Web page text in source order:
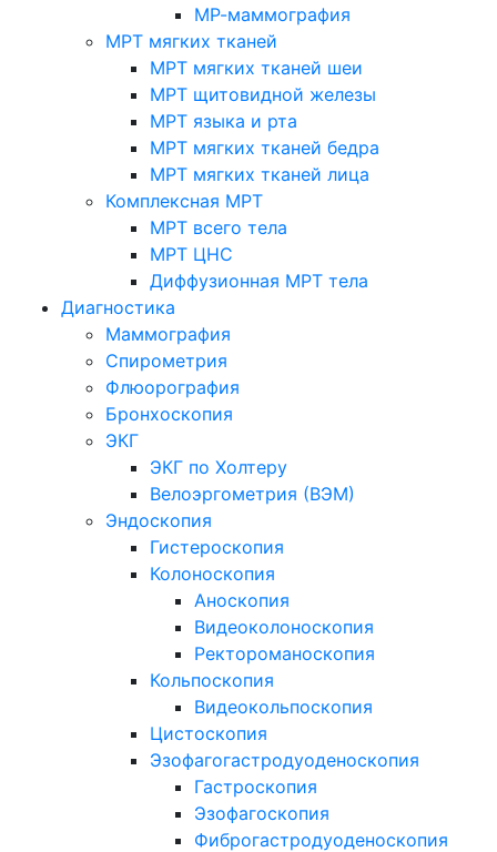
МР-маммография
МРТ мягких тканей
МРТ мягких тканей шеи
МРТ щитовидной железы
МРТ языка и рта
МРТ мягких тканей бедра
МРТ мягких тканей лица
Комплексная МРТ
МРТ всего тела
МРТ ЦНС
Диффузионная МРТ тела
Диагностика
Маммография
Спирометрия
Флюорография
Бронхоскопия
ЭКГ
ЭКГ по Холтеру
Велоэргометрия (ВЭМ)
Эндоскопия
Гистероскопия
Колоноскопия
Аноскопия
Видеоколоноскопия
Ректороманоскопия
Кольпоскопия
Видеокольпоскопия
Цистоскопия
Эзофагогастродуоденоскопия
Гастроскопия
Эзофагоскопия
Фиброгастродуоденоскопия